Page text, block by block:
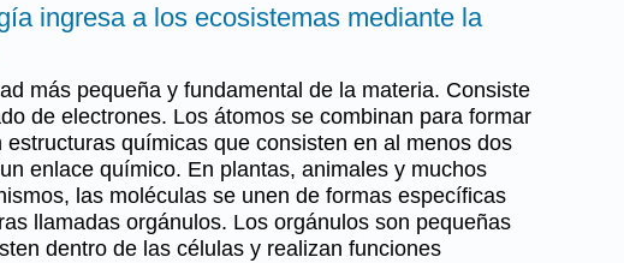
ingresa a los ecosistemas mediante la
más pequeña y fundamental de la materia. Consiste
de electrones. Los átomos se combinan para formar
estructuras químicas que consisten en al menos dos
enlace químico. En plantas, animales y muchos
las moléculas se unen de formas específicas
llamadas orgánulos. Los orgánulos son pequeñas
dentro de las células y realizan funciones